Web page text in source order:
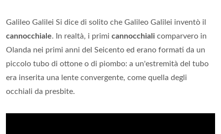
Galileo Galilei Si dice di solito che Galileo Galilei inventò il
cannocchiale. In realtà, i primi cannocchiali comparvero in
Olanda nei primi anni del Seicento ed erano formati da un
piccolo tubo di ottone o di piombo: a un'estremità del tubo
era inserita una lente convergente, come quella degli
occhiali da presbite.